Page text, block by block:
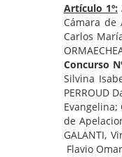
Artículo 1º:
Cámara de
Carlos
Concurso
Silvina
PERROUD
Evangelina;
de
GALANTI,
Flavio